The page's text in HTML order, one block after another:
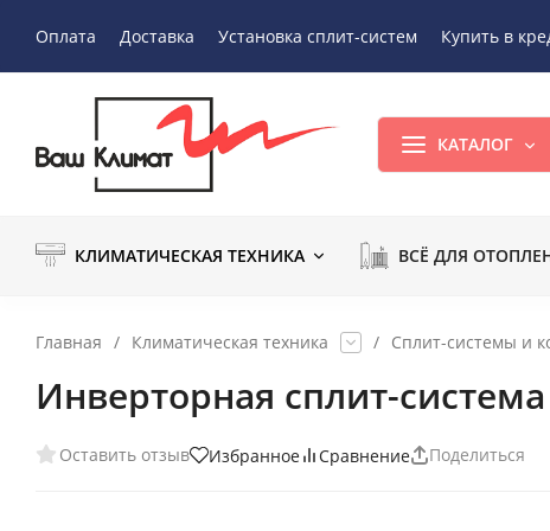
Оплата Доставка Установка сплит-систем Купить в
КАТАЛОГ
КЛИМАТИЧЕСКАЯ ТЕХНИКА ВСЁ ДЛЯ
Главная / Климатическая техника / Сплит-системы и
Инверторная сплит-
Оставить отзыв Избранное Сравнение Поделиться